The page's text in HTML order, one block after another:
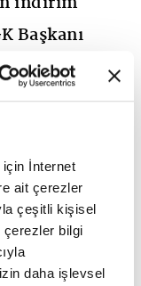
İnternet
ait çerezler
çeşitli kişisel
bilgi
daha işlevsel
Başkanı
Genel
imzalandı.
için
emeklilerine
toplantıyla